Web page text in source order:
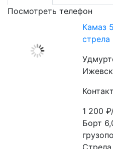
Посмотреть телефон
Камаз
1 200
Борт